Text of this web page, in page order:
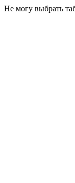
Не могу выбрать